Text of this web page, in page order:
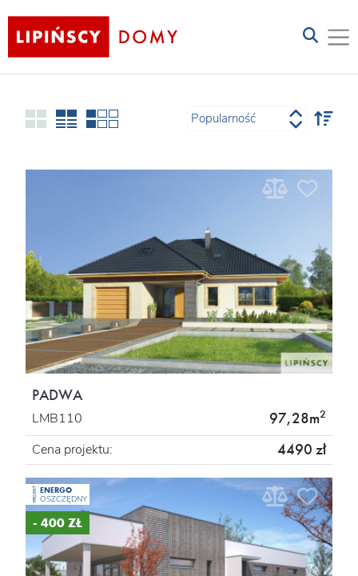
PADWA
LMB110 97,28m2
Cena projektu: 4490 zł
PROJEKT ENERGO
OSZCZĘDNY
- 400 ZŁ